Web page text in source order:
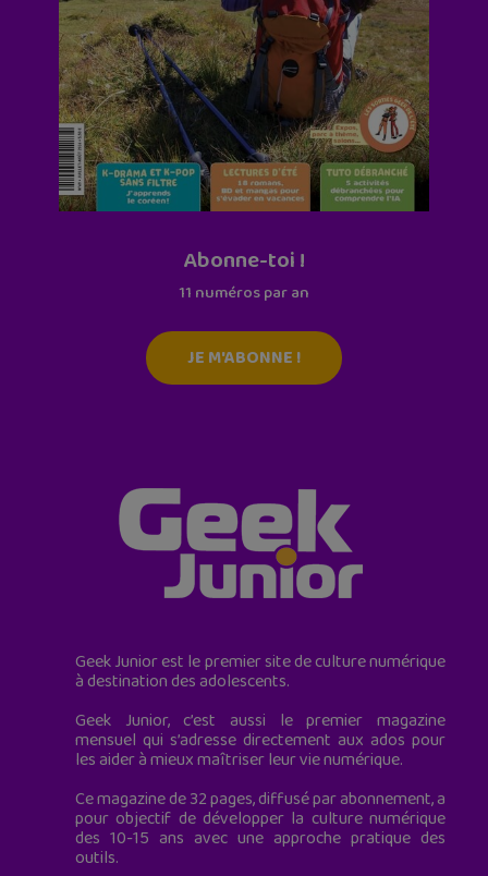
Abonne-toi !
11 numéros par an
JE M'ABONNE !
Geek Junior est le premier site de culture numérique
à destination des adolescents.
Geek Junior, c’est aussi le premier magazine
mensuel qui s’adresse directement aux ados pour
les aider à mieux maîtriser leur vie numérique.
Ce magazine de 32 pages, diffusé par abonnement, a
pour objectif de développer la culture numérique
des 10-15 ans avec une approche pratique des
outils.